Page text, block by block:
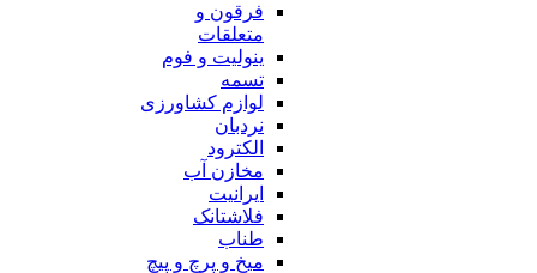
فرقون و
متعلقات
ینولیت و فوم
تسمه
لوازم کشاورزی
نردبان
الکترود
مخازن آب
ایرانیت
فلاشتانک
طناب
میخ و پرچ و پیچ